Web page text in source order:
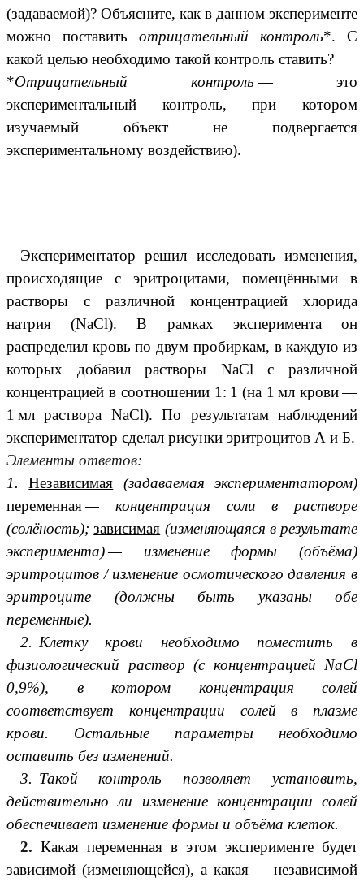
(задаваемой)? Объясните, как в данном эксперименте
можно поставить отрицательный контроль*. С
какой целью необходимо такой контроль ставить?
*Отрицательный контроль— это
экспериментальный контроль, при котором
изучаемый объект не подвергается
экспериментальному воздействию).
Экспериментатор решил исследовать изменения,
происходящие с эритроцитами, помещёнными в
растворы с различной концентрацией хлорида
натрия (NaCl). В рамках эксперимента он
распределил кровь по двум пробиркам, в каждую из
которых добавил растворы NaCl с различной
концентрацией в соотношении 1: 1 (на 1 мл крови —
1 мл раствора NaCl). По результатам наблюдений
экспериментатор сделал рисунки эритроцитов А и Б.
Элементы ответов:
1.Независимая (задаваемая экспериментатором)
переменная— концентрация соли в растворе
(солёность); зависимая (изменяющаяся в результате
эксперимента) — изменение формы (объёма)
эритроцитов / изменение осмотического давления в
эритроците (должны быть указаны обе
переменные).
2. Клетку крови необходимо поместить в
физиологический раствор (с концентрацией NaCl
0,9%), в котором концентрация солей
соответствует концентрации солей в плазме
крови. Остальные параметры необходимо
оставить без изменений.
3. Такой контроль позволяет установить,
действительно ли изменение концентрации солей
обеспечивает изменение формы и объёма клеток.
2. Какая переменная в этом эксперименте будет
зависимой (изменяющейся), а какая — независимой